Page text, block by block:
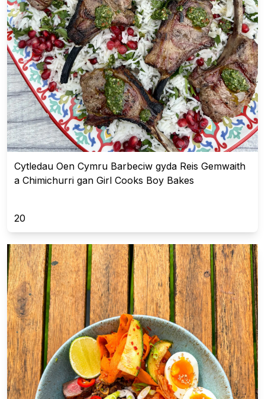
Cytledau Oen Cymru Barbeciw gyda Reis Gemwaith
a Chimichurri gan Girl Cooks Boy Bakes
20